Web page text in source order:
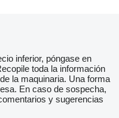
inferior, póngase en
toda la información
la maquinaria. Una forma
En caso de sospecha,
y sugerencias